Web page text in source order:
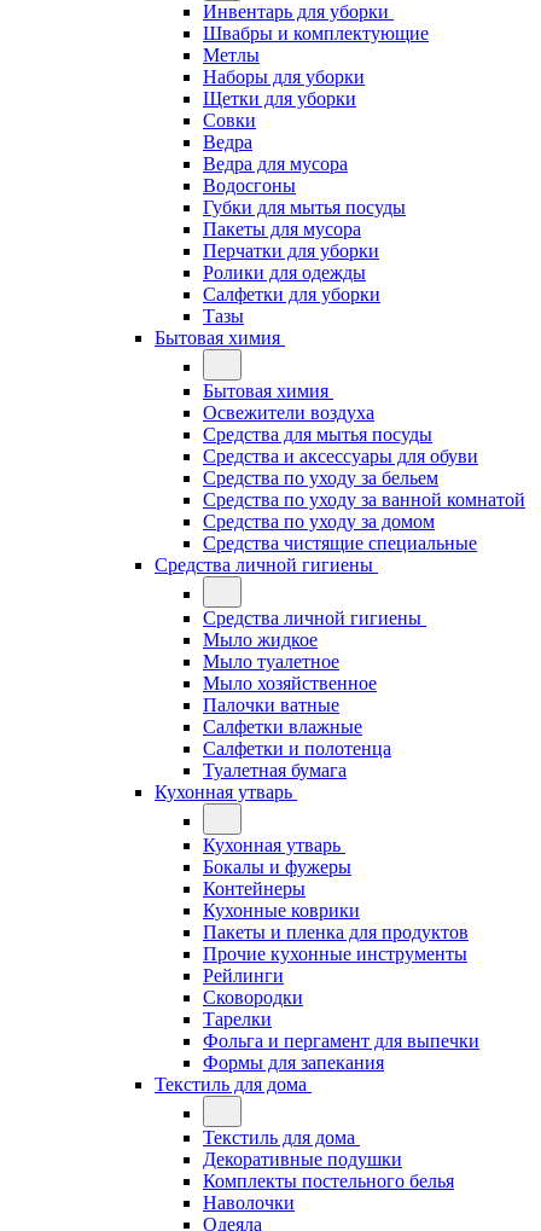
Инвентарь для уборки
Швабры и комплектующие
Метлы
Наборы для уборки
Щетки для уборки
Совки
Ведра
Ведра для мусора
Водосгоны
Губки для мытья посуды
Пакеты для мусора
Перчатки для уборки
Ролики для одежды
Салфетки для уборки
Тазы
Бытовая химия
Бытовая химия
Освежители воздуха
Средства для мытья посуды
Средства и аксессуары для обуви
Средства по уходу за бельем
Средства по уходу за ванной комнатой
Средства по уходу за домом
Средства чистящие специальные
Средства личной гигиены
Средства личной гигиены
Мыло жидкое
Мыло туалетное
Мыло хозяйственное
Палочки ватные
Салфетки влажные
Салфетки и полотенца
Туалетная бумага
Кухонная утварь
Кухонная утварь
Бокалы и фужеры
Контейнеры
Кухонные коврики
Пакеты и пленка для продуктов
Прочие кухонные инструменты
Рейлинги
Сковородки
Тарелки
Фольга и пергамент для выпечки
Формы для запекания
Текстиль для дома
Текстиль для дома
Декоративные подушки
Комплекты постельного белья
Наволочки
Одеяла